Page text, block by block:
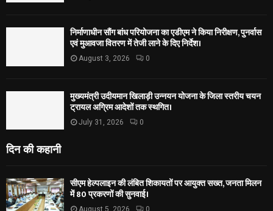
निर्माणाधीन सौंग बांध परियोजना का एडीएम ने किया निरीक्षण, पुनर्वास
एवं मुआवजा वितरण में तेजी लाने के दिए निर्देश।
August 3, 2026 0
मुख्यमंत्री उदीयमान खिलाड़ी उन्नयन योजना के जिला स्तरीय चयन
ट्रायल अग्रिम आदेशों तक स्थगित।
July 31, 2026 0
दिन की कहानी
सीएम हेल्पलाइन की लंबित शिकायतों पर आयुक्त सख्त, जनता मिलन
में 80 प्रकरणों की सुनवाई।
August 5, 2026 0